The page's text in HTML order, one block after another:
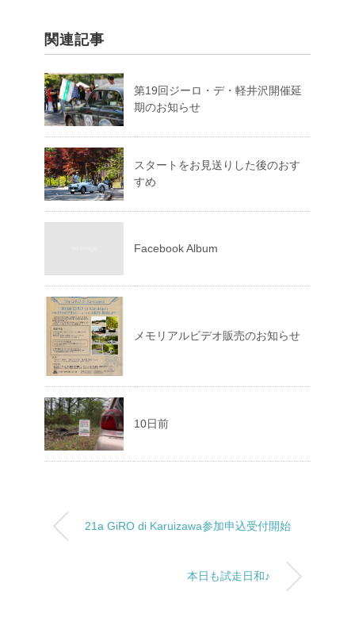
関連記事
第19回ジーロ・デ・軽井沢開催延
期のお知らせ
スタートをお見送りした後のおす
すめ
Facebook Album
メモリアルビデオ販売のお知らせ
10日前
21a GiRO di Karuizawa参加申込受付開始
本日も試走日和♪